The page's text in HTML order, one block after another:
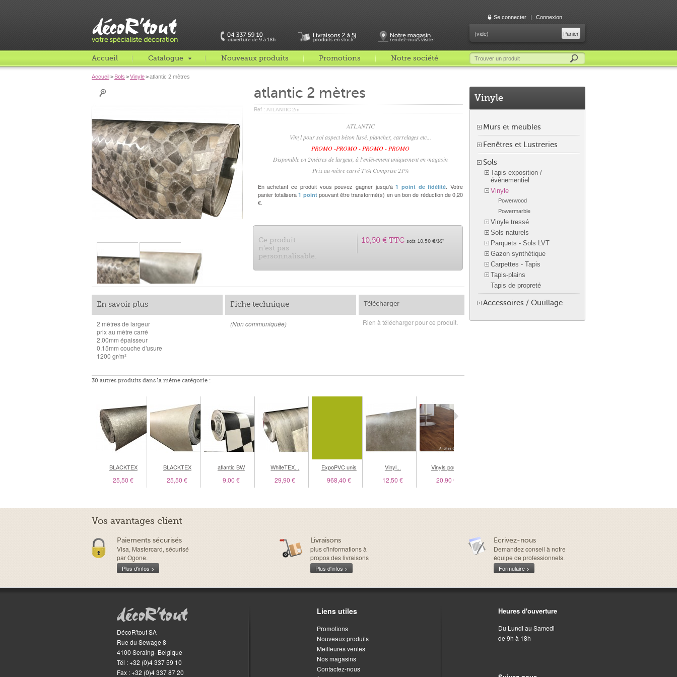
Se connecter | Connexion
Panier
(vide)
Accueil Catalogue Nouveaux produits Promotions Notre société
Accueil>Sols >Vinyle>atlantic 2 mètres
atlantic 2 mètres
Ref :ATLANTIC 2m
ATLANTIC
Vinyl pour sol aspect béton lissé, plancher, carrelages etc...
PROMO -PROMO - PROMO - PROMO
Disponible en 2mètres de largeur, à l'enlèvement uniquement en magasin
Prix au mètre carré TVA Comprise 21%
En achetant ce produit vous pouvez gagner jusqu'à1 point de fidélité . Votre
panier totalisera1 pointpouvant être transformé(s) en un bon de réduction de0,20
€.
Ce produit
n'est pas
personnalisable.
10,50 € TTCsoit 10,50 €/M²
En savoir plus
2 mètres de largeur
prix au mètre carré
2.00mm épaisseur
0.15mm couche d'usure
1200 gr/m²
Fiche technique
(Non communiquée)
Télécharger
Rien à télécharger pour ce produit.
30 autres produits dans la même catégorie :
BLACKTEX
25,50 €
BLACKTEX
25,50 €
atlantic BW
9,00 €
WhiteTEX...
29,90 €
ExpoPVC unis
968,40 €
Vinyl...
12,50 €
Vinyls pour...
20,90 €
Vinyle
Murs et meubles
Fenêtres et Lustreries
Sols
Tapis exposition /
évènementiel
Vinyle
Powerwood
Powermarble
Vinyle tressé
Sols naturels
Parquets - Sols LVT
Gazon synthétique
Carpettes - Tapis
Tapis-plains
Tapis de propreté
Accessoires / Outillage
Vos avantages client
Paiements sécurisés
Visa, Mastercard, sécurisé
par Ogone.
Plus d'infos >
Livraisons
plus d'informations à
propos des livraisons
Plus d'infos >
Ecrivez-nous
Demandez conseil à notre
équipe de professionnels.
Formulaire >
DécoR'tout SA
Rue du Sewage 8
4100 Seraing- Belgique
Tél :+32 (0)4 337 59 10
Fax :+32 (0)4 337 87 20
Liens utiles
Promotions
Nouveaux produits
Meilleures ventes
Nos magasins
Contactez-nous
Heures d'ouverture
Du Lundi au Samedi
de 9h à 18h